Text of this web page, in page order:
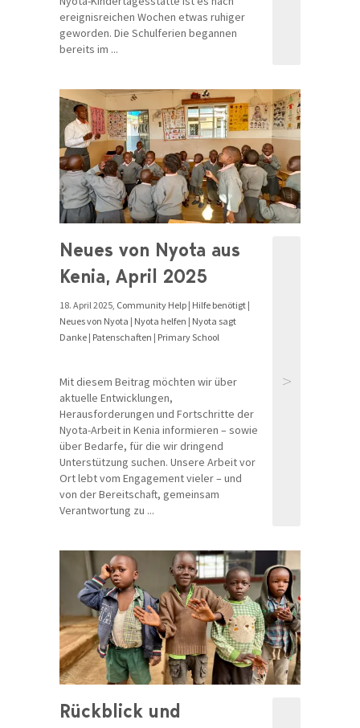
ereignisreichen Wochen etwas ruhiger
geworden. Die Schulferien begannen
bereits im ...
Neues von Nyota aus
Kenia, April 2025
18. April 2025, Community Help | Hilfe benötigt |
Neues von Nyota | Nyota helfen | Nyota sagt
Danke | Patenschaften | Primary School
Mit diesem Beitrag möchten wir über
aktuelle Entwicklungen,
Herausforderungen und Fortschritte der
Nyota-Arbeit in Kenia informieren – sowie
über Bedarfe, für die wir dringend
Unterstützung suchen. Unsere Arbeit vor
Ort lebt vom Engagement vieler – und
von der Bereitschaft, gemeinsam
Verantwortung zu ...
>
Rückblick und